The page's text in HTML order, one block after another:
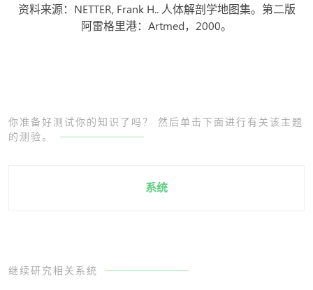
资料来源：NETTER, Frank H.. 人体解剖学地图集。第二版
阿雷格里港：Artmed，2000。
你准备好测试你的知识了吗？ 然后单击下面进行有关该主题
的测验。
系统
继续研究相关系统